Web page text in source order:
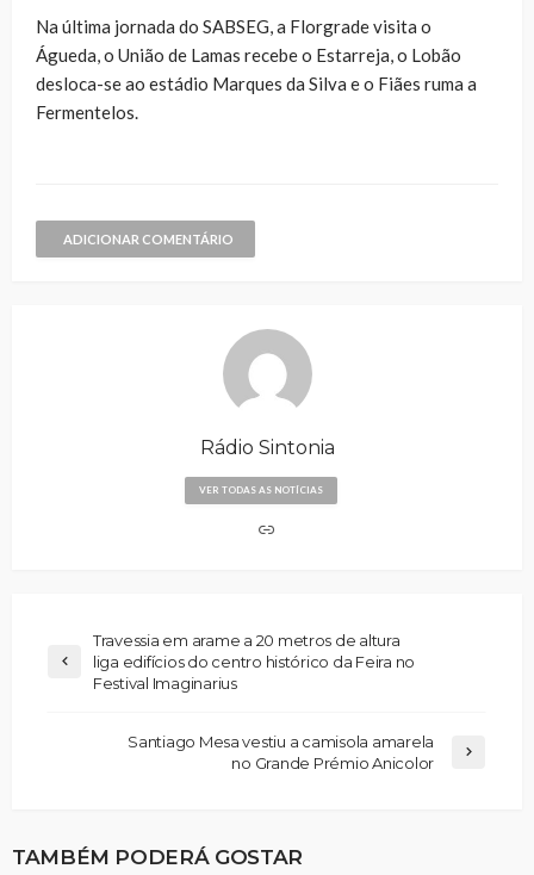
Na última jornada do SABSEG, a Florgrade visita o
Águeda, o União de Lamas recebe o Estarreja, o Lobão
desloca-se ao estádio Marques da Silva e o Fiães ruma a
Fermentelos.
ADICIONAR COMENTÁRIO
Rádio Sintonia
VER TODAS AS NOTÍCIAS
Travessia em arame a 20 metros de altura
liga edifícios do centro histórico da Feira no
Festival Imaginarius
Santiago Mesa vestiu a camisola amarela
no Grande Prémio Anicolor
TAMBÉM PODERÁ GOSTAR